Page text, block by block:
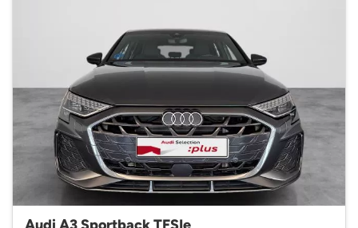
Audi A3 Sportback TFSIe